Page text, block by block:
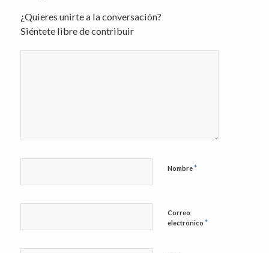
¿Quieres unirte a la conversación?
Siéntete libre de contribuir
Nombre*
Correo
electrónico *